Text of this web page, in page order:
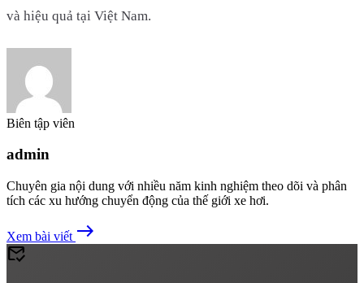
và hiệu quả tại Việt Nam.
Biên tập viên
admin
Chuyên gia nội dung với nhiều năm kinh nghiệm theo dõi và phân
tích các xu hướng chuyển động của thế giới xe hơi.
Xem bài viết east
mark_email_read